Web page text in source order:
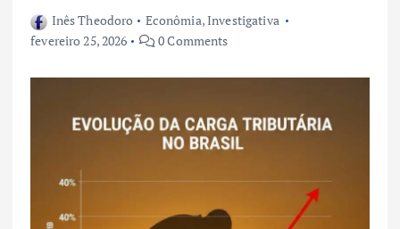
Inês Theodoro Econômia,Investigativa
fevereiro 25, 2026
0 Comments